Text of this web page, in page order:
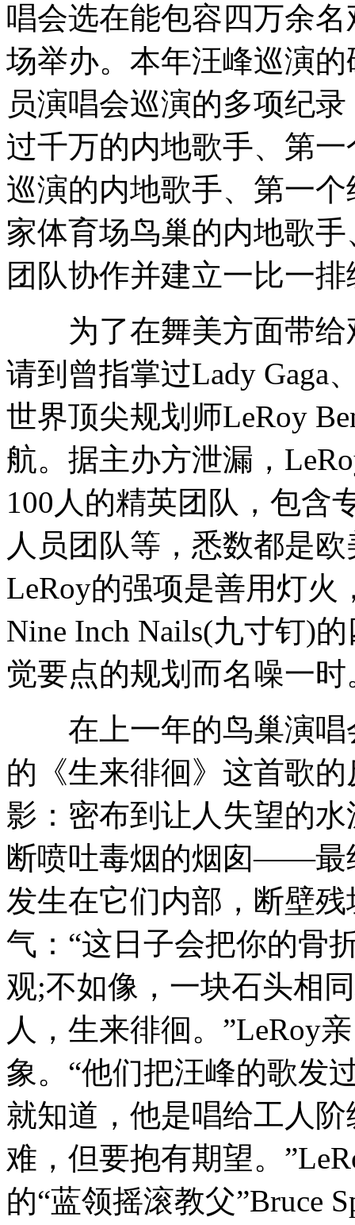
唱会选在能包容四万余
场举办。本年汪峰巡演
员演唱会巡演的多项纪
过千万的内地歌手、第
巡演的内地歌手、第一
家体育场鸟巢的内地歌
团队协作并建立一比一
为了在舞美方面带给
请到曾指掌过Lady Gaga
世界顶尖规划师LeRoy
航。据主办方泄漏，
100人的精英团队，包含
人员团队等，悉数都是
LeRoy的强项是善用灯
Nine Inch Nails(九寸钉)
觉要点的规划而名噪一时
在上一年的鸟巢演唱
的《生来徘徊》这首歌
影：密布到让人失望的
断喷吐毒烟的烟囱——最
发生在它们内部，断壁
气：“这日子会把你的骨
观;不如像，一块石头相
人，生来徘徊。”LeRoy
象。“他们把汪峰的歌发
就知道，他是唱给工人
难，但要抱有期望。
的“蓝领摇滚教父”Bruce